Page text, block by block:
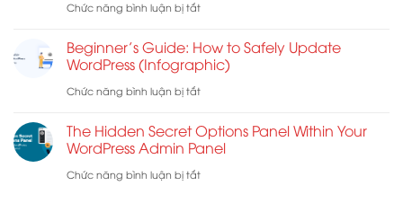
Editor
Mode
WordPress
Chức năng bình luận bị tắtở
is
Why
You
Beginner’s Guide: How to Safely Update
WordPress (Infographic)
Chức năng bình luận bị tắtở
Guide:
The Hidden Secret Options Panel Within Your
WordPress Admin Panel
Chức năng bình luận bị tắtở